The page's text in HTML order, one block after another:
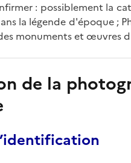
: possiblement la
la légende d'époque ;
monuments et œuvres
de la